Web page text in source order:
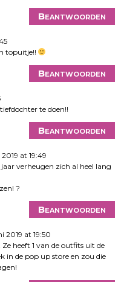
Beantwoorden
topuitje!!
Beantwoorden
te doen!!
Beantwoorden
at 19:49
jaar verheugen zich al heel lang
?
Beantwoorden
2019 at 19:50
heeft 1 van de outfits uit de
in de pop up store en zou die